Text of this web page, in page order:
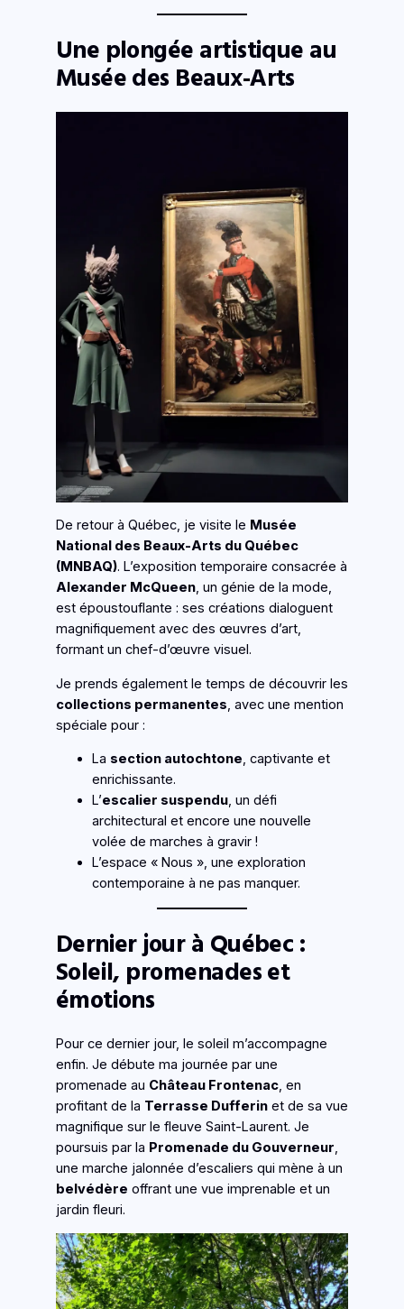
Une plongée artistique au
Musée des Beaux-Arts
De retour à Québec, je visite le Musée
National des Beaux-Arts du Québec
(MNBAQ). L’exposition temporaire consacrée à
Alexander McQueen, un génie de la mode,
est époustouflante : ses créations dialoguent
magnifiquement avec des œuvres d’art,
formant un chef-d’œuvre visuel.
Je prends également le temps de découvrir les
collections permanentes, avec une mention
spéciale pour :
La section autochtone, captivante et
enrichissante.
L’escalier suspendu, un défi
architectural et encore une nouvelle
volée de marches à gravir !
L’espace « Nous », une exploration
contemporaine à ne pas manquer.
Dernier jour à Québec :
Soleil, promenades et
émotions
Pour ce dernier jour, le soleil m’accompagne
enfin. Je débute ma journée par une
promenade au Château Frontenac, en
profitant de la Terrasse Dufferinet de sa vue
magnifique sur le fleuve Saint-Laurent. Je
poursuis par la Promenade du Gouverneur,
une marche jalonnée d’escaliers qui mène à un
belvédère offrant une vue imprenable et un
jardin fleuri.